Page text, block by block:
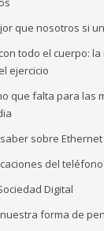
que nosotros si
todo el cuerpo:
ejercicio
que falta para las
sobre Ethernet
del
Digital
forma de